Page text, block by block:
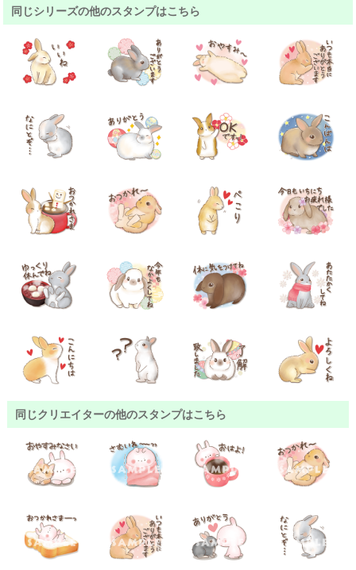
同じシリーズの他のスタンプはこちら
同じクリエイターの他のスタンプはこちら